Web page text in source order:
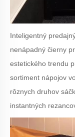
Inteligentný
nenápadný čierny
estetického trendu
sortiment nápojov
rôznych druhov
instantných